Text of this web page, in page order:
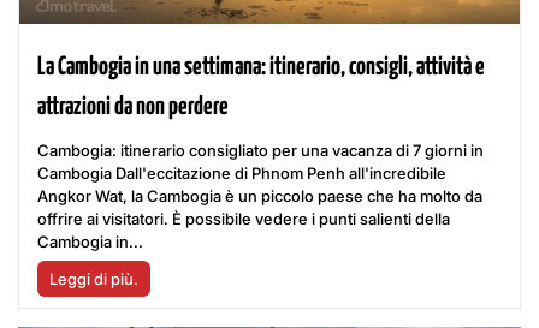
La Cambogia in una settimana: itinerario, consigli, attività e
attrazioni da non perdere
Cambogia: itinerario consigliato per una vacanza di 7 giorni in
Cambogia Dall'eccitazione di Phnom Penh all'incredibile
Angkor Wat, la Cambogia è un piccolo paese che ha molto da
offrire ai visitatori. È possibile vedere i punti salienti della
Cambogia in...
Leggi di più.